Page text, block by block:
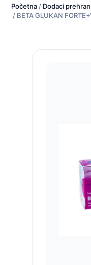
Početna/ Dodaci
/ BETA GLUKAN